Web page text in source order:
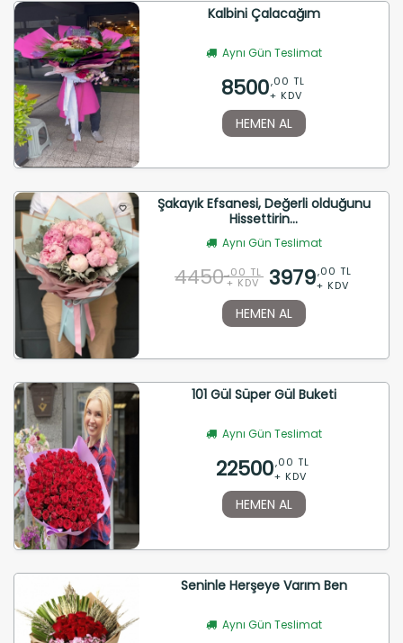
Kalbini Çalacağım
Aynı Gün Teslimat
8500,00 TL
+ KDV
HEMEN AL
Şakayık Efsanesi, Değerli olduğunu
Hissettirin...
Aynı Gün Teslimat
4450 ,00 TL
+ KDV 3979,00 TL
+ KDV
HEMEN AL
101 Gül Süper Gül Buketi
Aynı Gün Teslimat
22500,00 TL
+ KDV
HEMEN AL
Seninle Herşeye Varım Ben
Aynı Gün Teslimat